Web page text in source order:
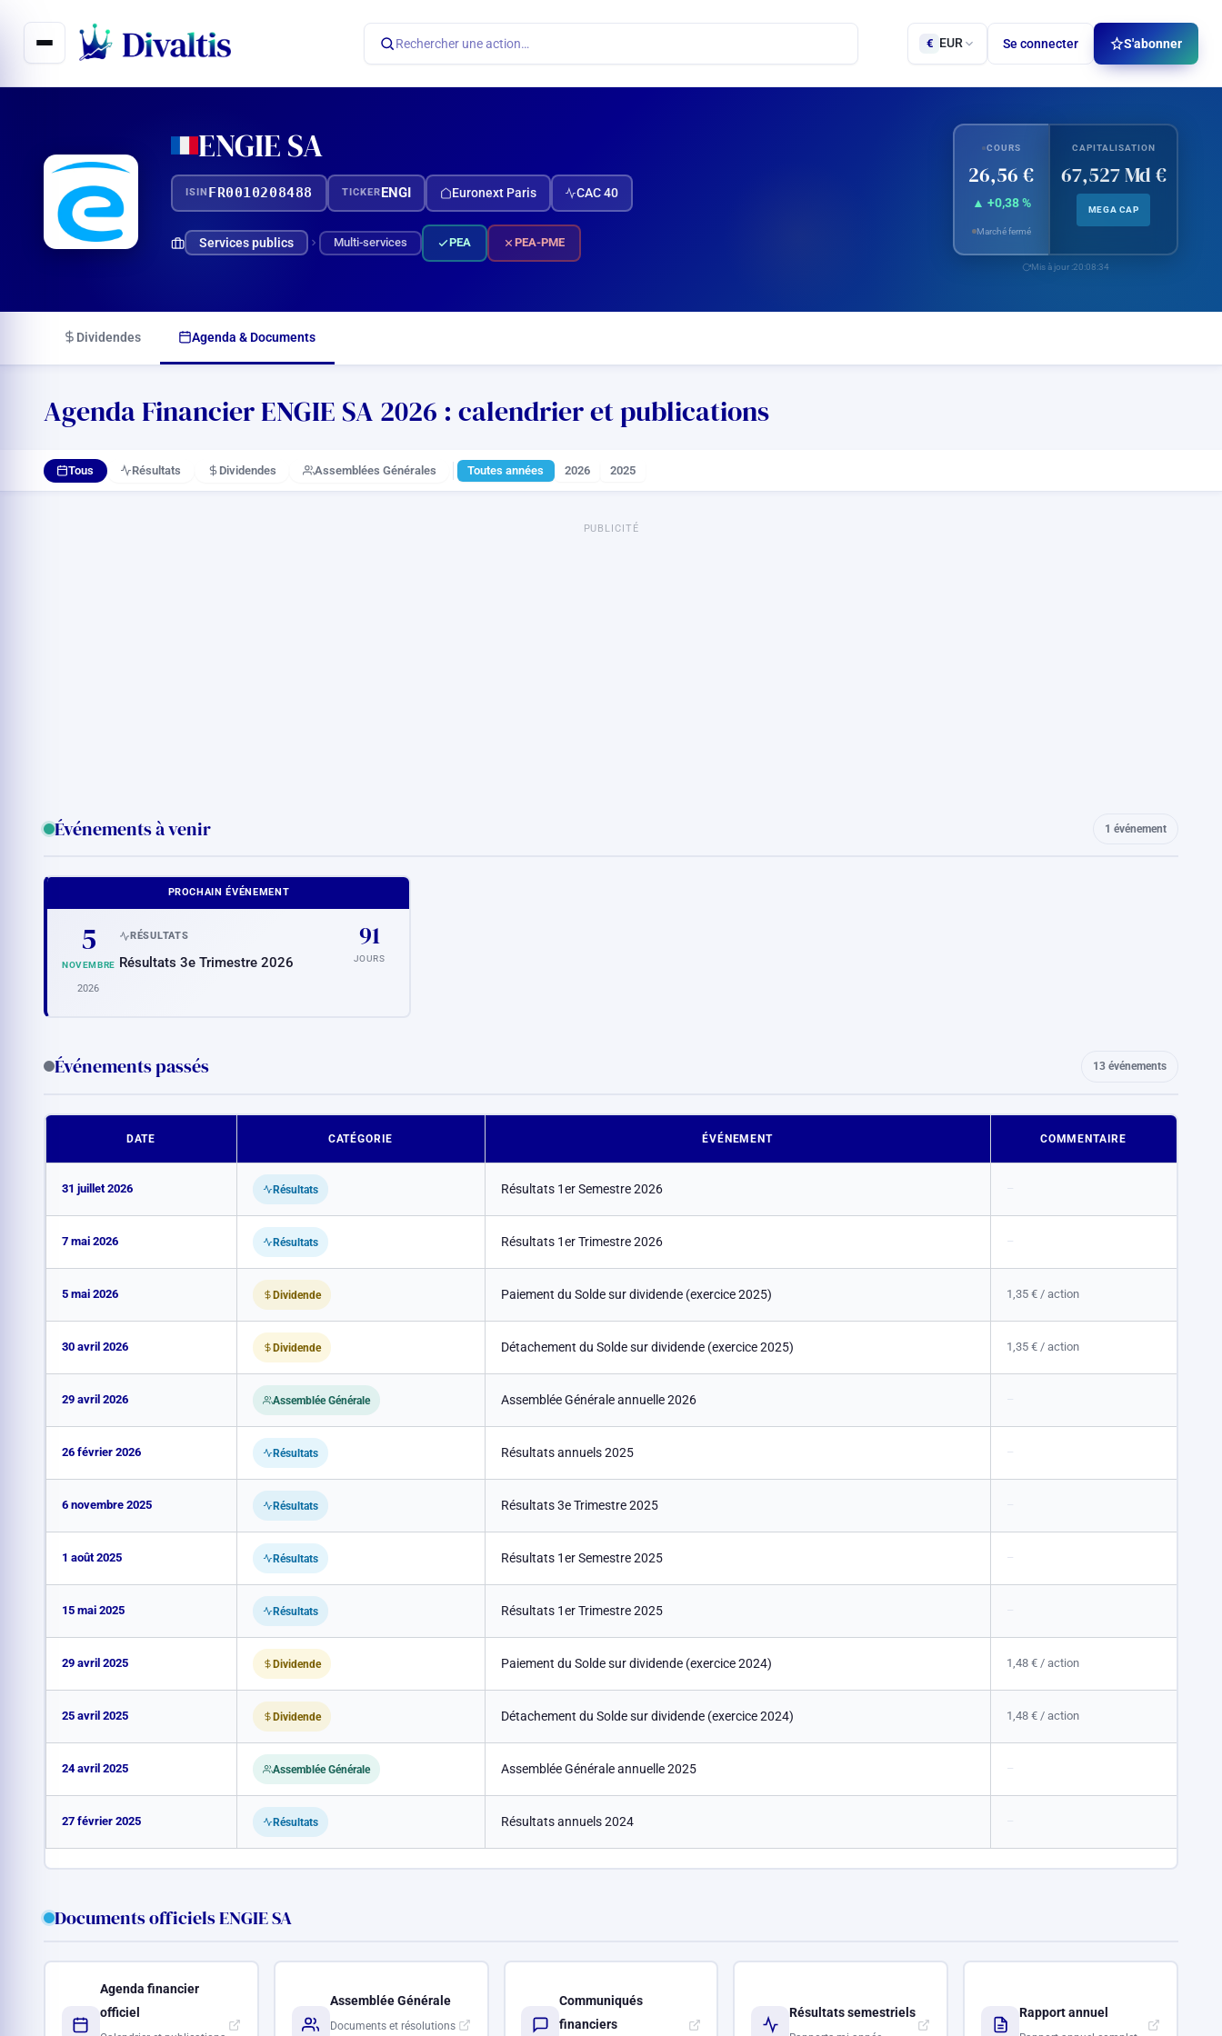
contenu
Rechercher une action… € EUR Se connecter S'abonner
ENGIE SA
ISIN FR0010208488 TICKER ENGI Euronext Paris CAC 40
Services publics Multi-services PEA PEA-PME
COURS
26,56 €
▲ +0,38 %
Marché fermé
CAPITALISATION
67,527 Md €
MEGA CAP
Mis à jour :20:08:34
Dividendes Agenda & Documents
Agenda Financier ENGIE SA 2026 : calendrier et publications
Tous Résultats Dividendes Assemblées Générales Toutes années 2026 2025
PUBLICITÉ
Événements à venir 1 événement
PROCHAIN ÉVÉNEMENT
5
NOVEMBRE
2026
RÉSULTATS
Résultats 3e Trimestre 2026
91
JOURS
Événements passés 13 événements
DATE CATÉGORIE ÉVÉNEMENT COMMENTAIRE
31 juillet 2026 Résultats Résultats 1er Semestre 2026
7 mai 2026 Résultats Résultats 1er Trimestre 2026 –
5 mai 2026 Dividende Paiement du Solde sur dividende (exercice 2025) 1,35 € / action
30 avril 2026 Dividende Détachement du Solde sur dividende (exercice 2025) 1,35 € / action
29 avril 2026 Assemblée Générale Assemblée Générale annuelle 2026
26 février 2026 Résultats Résultats annuels 2025 –
6 novembre 2025 Résultats Résultats 3e Trimestre 2025
1 août 2025 Résultats Résultats 1er Semestre 2025 –
15 mai 2025 Résultats Résultats 1er Trimestre 2025
29 avril 2025 Dividende Paiement du Solde sur dividende (exercice 2024) 1,48 € / action
25 avril 2025 Dividende Détachement du Solde sur dividende (exercice 2024) 1,48 € / action
24 avril 2025 Assemblée Générale Assemblée Générale annuelle 2025 –
27 février 2025 Résultats Résultats annuels 2024
Documents officiels ENGIE SA
Agenda financier
officiel
Assemblée Générale
Documents et résolutions
Communiqués
financiers
Résultats semestriels Rapport annuel